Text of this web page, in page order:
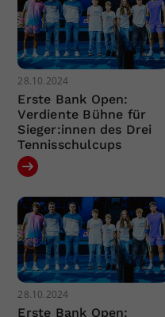
28.10.2024
Erste Bank Open:
Verdiente Bühne für
Sieger:innen des Drei
Tennisschulcups
28.10.2024
Erste Bank Open: